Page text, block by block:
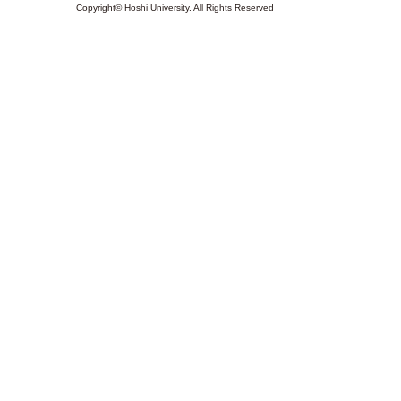
Copyright© Hoshi University. All Rights Reserved